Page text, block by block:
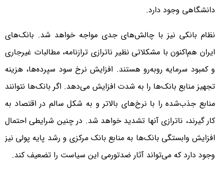
دانشگاهی وجود دارد.
نظام بانکی نیز با چالش‌های جدی مواجه خواهد شد. بانک‌های
ایران هم‌اکنون با مشکلاتی نظیر ناترازی ترازنامه، مطالبات غیرجاری
و کمبود سرمایه روبه‌رو هستند. افزایش نرخ سود سپرده‌ها، هزینه
تجهیز منابع بانک‌ها را به شدت افزایش می‌دهد. اگر بانک‌ها نتوانند
منابع جذب‌شده را با نرخ‌های بالاتر و به شکل سالم در اقتصاد به
کار گیرند، ناترازی آنها تشدید خواهد شد. در چنین شرایطی احتمال
افزایش وابستگی بانک‌ها به منابع بانک مرکزی و رشد پایه پولی نیز
وجود دارد که می‌تواند آثار ضدتورمی این سیاست را تضعیف کند.